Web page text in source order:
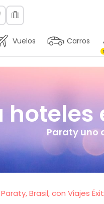
Vuelos Carros
hoteles
Paraty uno
Brasil, con Viajes